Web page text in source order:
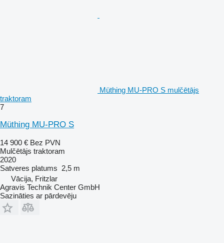
Müthing MU-PRO S mulčētājs
traktoram
7
Müthing MU-PRO S
14 900 € Bez PVN
Mulčētājs traktoram
2020
Satveres platums 2,5 m
Vācija, Fritzlar
Agravis Technik Center GmbH
Sazināties ar pārdevēju